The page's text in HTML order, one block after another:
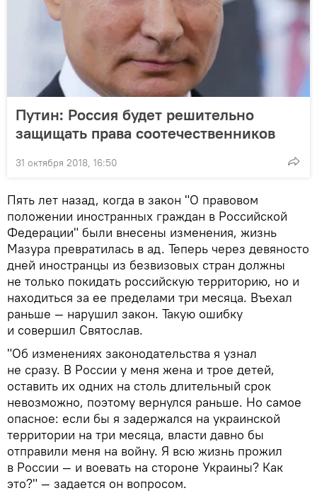
Путин: Россия будет решительно
защищать права соотечественников
31 октября 2018, 16:50
Пять лет назад, когда в закон "О правовом
положении иностранных граждан в Российской
Федерации" были внесены изменения, жизнь
Мазура превратилась в ад. Теперь через девяносто
дней иностранцы из безвизовых стран должны
не только покидать российскую территорию, но и
находиться за ее пределами три месяца. Въехал
раньше — нарушил закон. Такую ошибку
и совершил Святослав.
"Об изменениях законодательства я узнал
не сразу. В России у меня жена и трое детей,
оставить их одних на столь длительный срок
невозможно, поэтому вернулся раньше. Но самое
опасное: если бы я задержался на украинской
территории на три месяца, власти давно бы
отправили меня на войну. Я всю жизнь прожил
в России — и воевать на стороне Украины? Как
это?" — задается он вопросом.